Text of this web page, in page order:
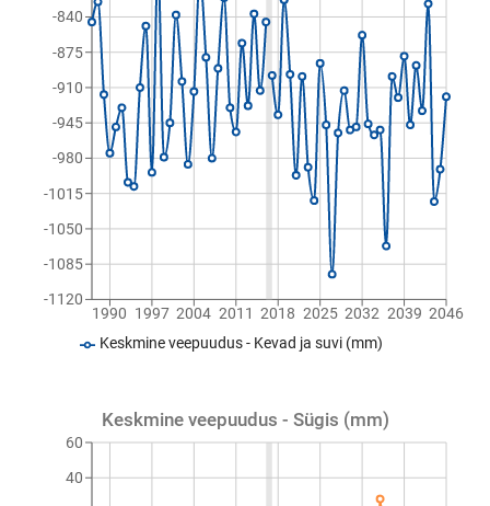
1990 1997 2004 2011 2018 2025 2032 2039 2046
-1120
-1085
-1050
-1015
-980
-945
-910
-875
-840
Keskmine veepuudus - Kevad ja suvi (mm)
Keskmine veepuudus - Sügis (mm)
40
60